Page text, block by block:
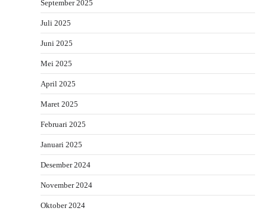
September 2025
Juli 2025
Juni 2025
Mei 2025
April 2025
Maret 2025
Februari 2025
Januari 2025
Desember 2024
November 2024
Oktober 2024